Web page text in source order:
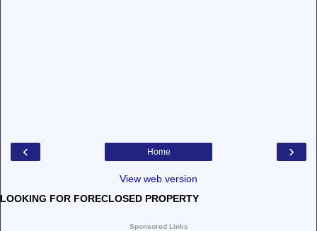
‹ ›
Home
View web version
LOOKING FOR FORECLOSED PROPERTY
Sponsored Links